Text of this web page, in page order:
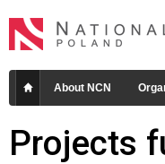
About NCN
Projects